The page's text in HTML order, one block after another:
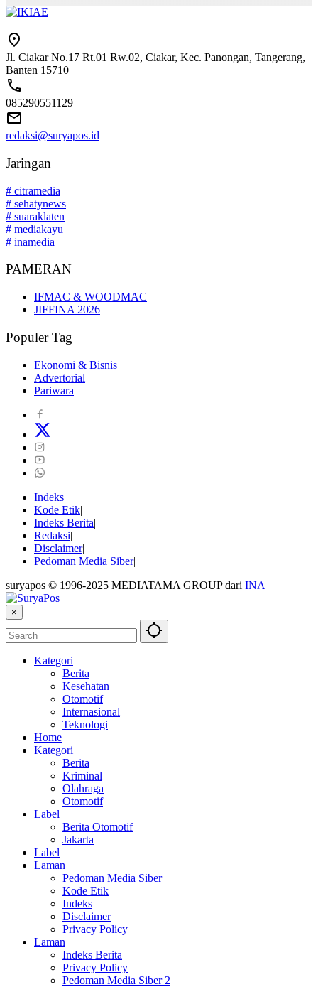
Jl. Ciakar No.17 Rt.01 Rw.02, Ciakar, Kec. Panongan, Tangerang,
Banten 15710
085290551129
redaksi@suryapos.id
Jaringan
# citramedia
# sehatynews
# suaraklaten
# mediakayu
# inamedia
PAMERAN
IFMAC & WOODMAC
JIFFINA 2026
Populer Tag
Ekonomi & Bisnis
Advertorial
Pariwara
Indeks
Kode Etik
Indeks Berita
Redaksi
Disclaimer
Pedoman Media Siber
suryapos © 1996-2025 MEDIATAMA GROUP dari INA
×
Kategori
Berita
Kesehatan
Otomotif
Internasional
Teknologi
Home
Kategori
Berita
Kriminal
Olahraga
Otomotif
Label
Berita Otomotif
Jakarta
Label
Laman
Pedoman Media Siber
Kode Etik
Indeks
Disclaimer
Privacy Policy
Laman
Indeks Berita
Privacy Policy
Pedoman Media Siber 2